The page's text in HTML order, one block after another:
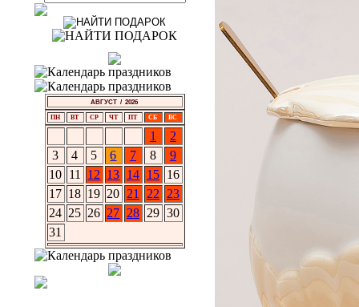
АВГУСТ / 2026
ПН ВТ СР ЧТ ПТ СБ ВС
1
2
3
4 5 6 7 8
9
10 11 12 13 14 15 16
17 18 19 20 21 22
23
24 25 26 27 28 29 30
31